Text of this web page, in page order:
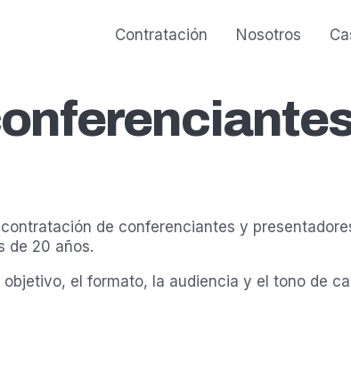
Contratación Nosotros
de conferenciantes y
de 20 años.
el formato, la audiencia y el tono de